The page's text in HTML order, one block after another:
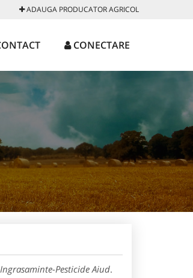
ADAUGA PRODUCATOR AGRICOL
CONECTARE
Ingrasaminte-Pesticide Aiud.